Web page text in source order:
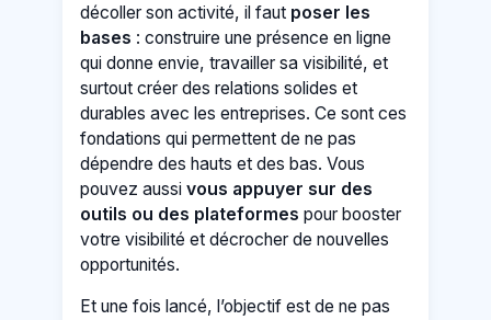
décoller son activité, il faut poser les
bases : construire une présence en ligne
qui donne envie, travailler sa visibilité, et
surtout créer des relations solides et
durables avec les entreprises. Ce sont ces
fondations qui permettent de ne pas
dépendre des hauts et des bas. Vous
pouvez aussivous appuyer sur des
outils ou des plateformes pour booster
votre visibilité et décrocher de nouvelles
opportunités.
Et une fois lancé, l’objectif est de ne pas